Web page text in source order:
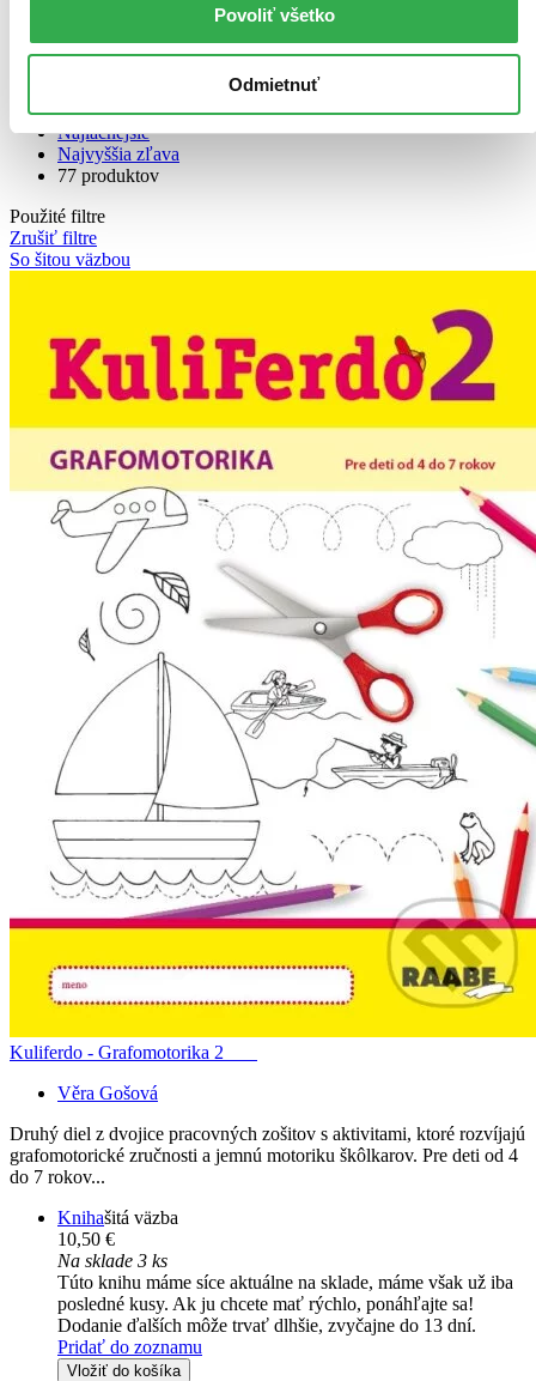
Povoliť všetko
Odmietnuť
Bestsellery
Najdrahšie
Najlacnejšie
Najvyššia zľava
77 produktov
Použité filtre
Zrušiť filtre
So šitou väzbou
Kuliferdo - Grafomotorika 2
Věra Gošová
Druhý diel z dvojice pracovných zošitov s aktivitami, ktoré rozvíjajú
grafomotorické zručnosti a jemnú motoriku škôlkarov. Pre deti od 4
do 7 rokov...
Knihašitá väzba
10,50 €
Na sklade 3 ks
Túto knihu máme síce aktuálne na sklade, máme však už iba
posledné kusy. Ak ju chcete mať rýchlo, ponáhľajte sa!
Dodanie ďalších môže trvať dlhšie, zvyčajne do 13 dní.
Pridať do zoznamu
Vložiť do košíka